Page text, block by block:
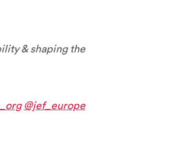
& shaping the
@jef_europe